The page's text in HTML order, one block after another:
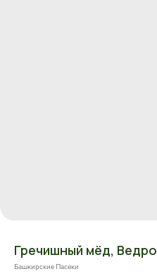
Гречишный мёд, Ведро
Башкирские Пасеки